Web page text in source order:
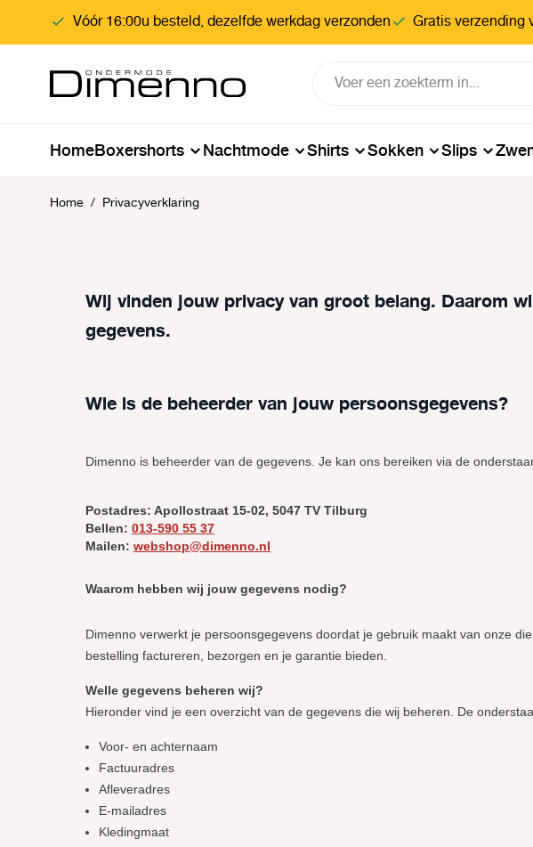
Ga naar de hoofdnavigatie
Vóór 16:00u besteld, dezelfde werkdag verzonden Gratis verzending
HomeBoxershorts Nachtmode Shirts Sokken Slips
Home / Privacyverklaring
Wij vinden jouw privacy van groot belang. Daarom
gegevens.
Wie is de beheerder van jouw persoonsgegevens?
Dimenno is beheerder van de gegevens. Je kan ons bereiken via de
Postadres: Apollostraat 15-02, 5047 TV Tilburg
Bellen: 013-590 55 37
Mailen: webshop@dimenno.nl
Waarom hebben wij jouw gegevens nodig?
Dimenno verwerkt je persoonsgegevens doordat je gebruik maakt van onze
bestelling factureren, bezorgen en je garantie bieden.
Welle gegevens beheren wij?
Hieronder vind je een overzicht van de gegevens die wij beheren. De
Voor- en achternaam
Factuuradres
Afleveradres
E-mailadres
Kledingmaat